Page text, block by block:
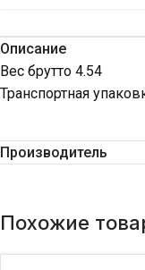
Описание
Вес брутто 4.54
Транспортная
Производитель
Похожие